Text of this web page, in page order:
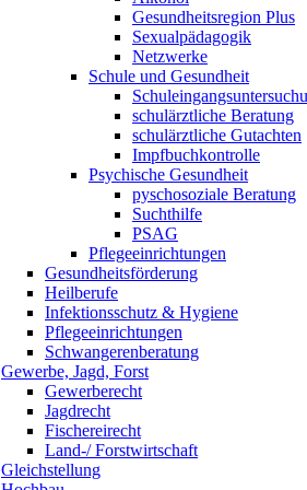
Gesundheitsregion Plus
Sexualpädagogik
Netzwerke
Schule und Gesundheit
schulärztliche Beratung
schulärztliche Gutachten
Impfbuchkontrolle
Psychische Gesundheit
pyschosoziale Beratung
Suchthilfe
PSAG
Pflegeeinrichtungen
Gesundheitsförderung
Heilberufe
Infektionsschutz & Hygiene
Pflegeeinrichtungen
Schwangerenberatung
Gewerbe, Jagd, Forst
Gewerberecht
Jagdrecht
Fischereirecht
Land-/ Forstwirtschaft
Gleichstellung